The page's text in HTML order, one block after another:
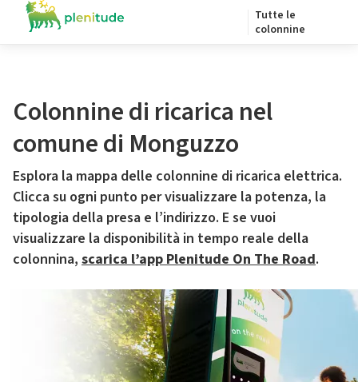
Tutte le
colonnine
Colonnine di ricarica nel
comune di Monguzzo
Esplora la mappa delle colonnine di ricarica elettrica.
Clicca su ogni punto per visualizzare la potenza, la
tipologia della presa e l’indirizzo. E se vuoi
visualizzare la disponibilità in tempo reale della
colonnina, scarica l’app Plenitude On The Road.